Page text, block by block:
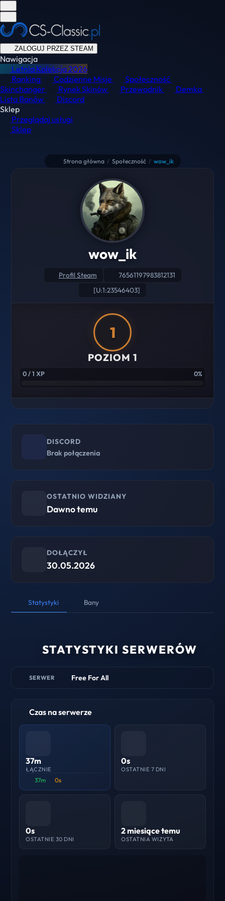
ZALOGUJ PRZEZ STEAM
Nawigacja
Letnia Kolekcja2026
Ranking
Codzienne Misje
Społeczność
Skinchanger
Rynek Skinów Przewodnik
Demka
Lista Banów
Discord
Sklep
Przeglądaj usługi
Sklep
Strona główna / Społeczność / wow_ik
wow_ik
Profil Steam
76561197983812131
[U:1:23546403]
1
POZIOM 1
0 / 1 XP 0%
DISCORD
Brak połączenia
OSTATNIO WIDZIANY
Dawno temu
DOŁĄCZYŁ
30.05.2026
Statystyki Bany
STATYSTYKI SERWERÓW
SERWER Free For All
Czas na serwerze
37m
ŁĄCZNIE
37m 0s
0s
OSTATNIE 7 DNI
0s
OSTATNIE 30 DNI
2 miesiące temu
OSTATNIA WIZYTA